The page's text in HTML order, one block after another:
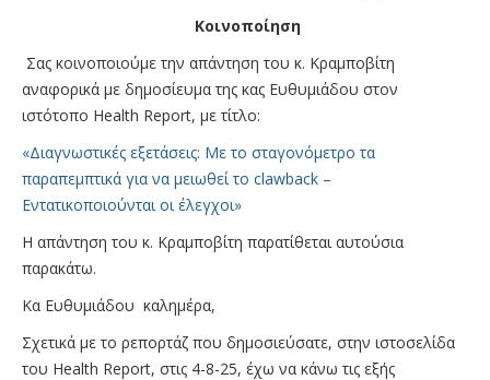
Κοινοποίηση
Σας κοινοποιούμε την απάντηση του κ. Κραμποβίτη
αναφορικά με δημοσίευμα της κας Ευθυμιάδου στον
ιστότοπο Health Report, με τίτλο:
«Διαγνωστικές εξετάσεις: Με το σταγονόμετρο τα
παραπεμπτικά για να μειωθεί το clawback –
Εντατικοποιούνται οι έλεγχοι»
Η απάντηση του κ. Κραμποβίτη παρατίθεται αυτούσια
παρακάτω.
Κα Ευθυμιάδου καλημέρα,
Σχετικά με το ρεπορτάζ που δημοσιεύσατε, στην ιστοσελίδα
του Health Report, στις 4-8-25, έχω να κάνω τις εξής